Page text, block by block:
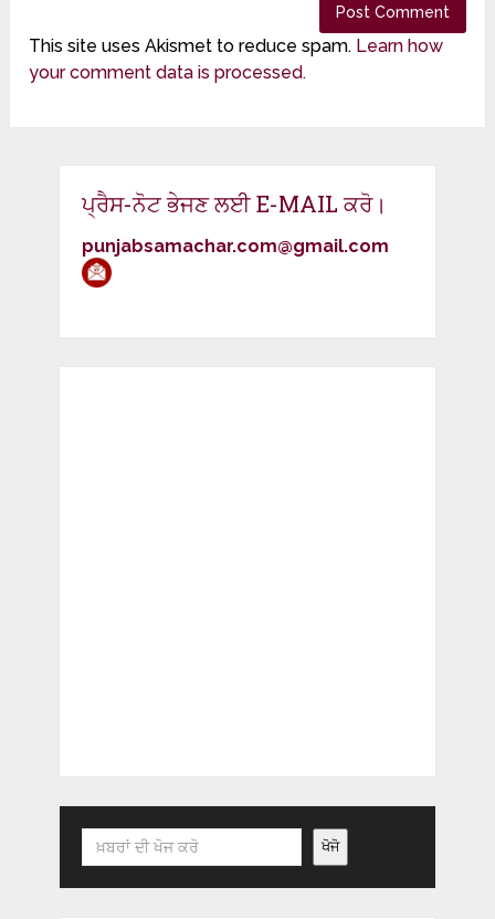
This site uses Akismet to reduce spam. Learn how
your comment data is processed.
ਪ੍ਰੈਸ-ਨੋਟ ਭੇਜਣ ਲਈ E-MAIL ਕਰੋ।
punjabsamachar.com@gmail.com
Search ਖੋਜੋ